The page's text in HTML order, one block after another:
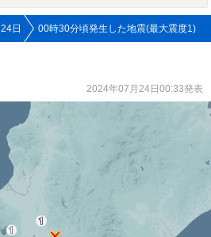
日 00時30分頃発生した地震(最大震度1)
2024年07月24日00:33発表